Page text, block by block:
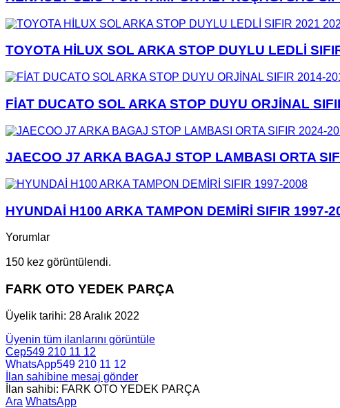
TOYOTA HİLUX SOL ARKA STOP DUYLU LEDLİ
FİAT DUCATO SOL ARKA STOP DUYU ORJİNAL
JAECOO J7 ARKA BAGAJ STOP LAMBASI ORTA
HYUNDAİ H100 ARKA TAMPON DEMİRİ SIFIR 1997-
Yorumlar
150 kez görüntülendi.
FARK OTO YEDEK PARÇA
Üyelik tarihi: 28 Aralık 2022
Üyenin tüm ilanlarını görüntüle
Cep549 210 11 12
WhatsApp549 210 11 12
İlan sahibine mesaj gönder
İlan sahibi: FARK OTO YEDEK PARÇA
Ara WhatsApp